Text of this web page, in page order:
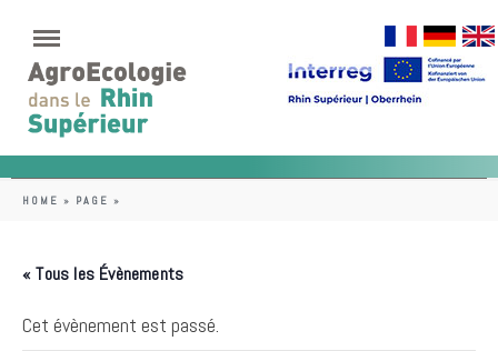
HOME » PAGE »
« Tous les Évènements
Cet évènement est passé.